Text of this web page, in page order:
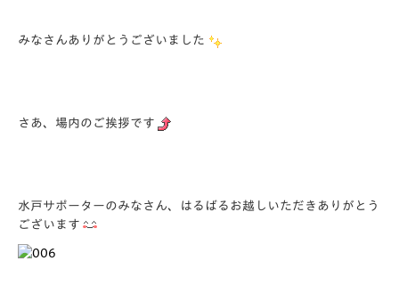
みなさんありがとうございました
さあ、場内のご挨拶です
水戸サポーターのみなさん、はるばるお越しいただきありがとう
ございます